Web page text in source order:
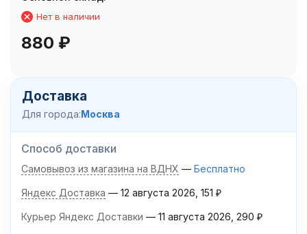
Нет в наличии
880 ₽
Доставка
Для города:Москва
Способ доставки
Самовывоз из магазина на ВДНХ Бесплатно
Яндекс Доставка 12 августа 2026 151 ₽
Курьер Яндекс Доставки 11 августа 2026 290 ₽